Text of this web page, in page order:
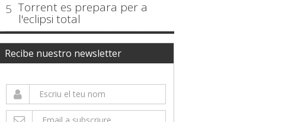
5 Torrent es prepara per a
l'eclipsi total
Recibe nuestro newsletter